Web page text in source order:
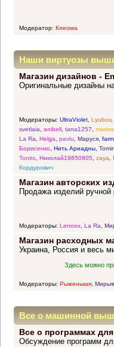
Модератор: Клеома
Наши виртуозы
прекрасных идей
Магазин дизайнов -
Оригинальные дизайны
Модераторы: UltraViolet, Lyubov,
svetlaia, anibell, tana1257,
La Ra, Helga, pavlu, Маруся,
Борисенко, Нить Ариадны, Tomin
Tonito, Николай19850805, zaya,
Кордурович
Магазин авторских
Продажа изделий ручной
Модераторы: Lennox, La Ra,
Магазин расходных
Украина, Россия и весь
Здесь можно
Модераторы: Рыженькая,
Все о машинной
Все о программах
Обсуждение программ